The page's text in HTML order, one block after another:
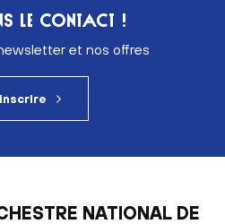
LE CONTACT !
et nos offres
NATIONAL DE